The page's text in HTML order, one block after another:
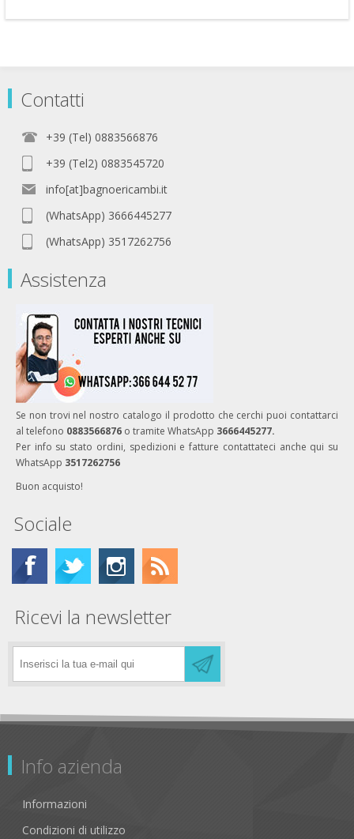
Contatti
+39 (Tel) 0883566876
+39 (Tel2) 0883545720
info[at]bagnoericambi.it
(WhatsApp) 3666445277
(WhatsApp) 3517262756
Assistenza
Se non trovi nel nostro catalogo il prodotto che cerchi puoi contattarci
al telefono 0883566876 o tramite WhatsApp 3666445277.
Per info su stato ordini, spedizioni e fatture contattateci anche qui su
WhatsApp 3517262756
Buon acquisto!
Sociale
Ricevi la newsletter
Info azienda
Informazioni
Condizioni di utilizzo